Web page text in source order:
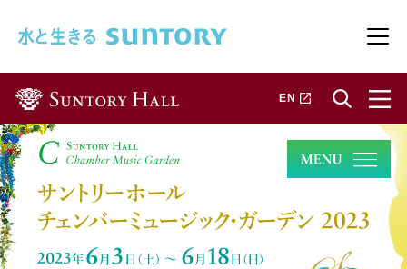
メ
EN 新しいタブで開きます